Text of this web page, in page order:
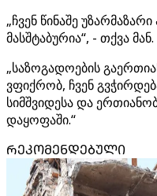
„ჩვენ წინაშე
მასშტაბურია“, - თქვა მან.
„საზოგადოების
ვფიქრობ, ჩვენ
სიმშვიდესა და
დაყოფაში.“
ᲠᲔᲙᲝᲛᲔᲜᲓᲔᲑᲣᲚᲘ